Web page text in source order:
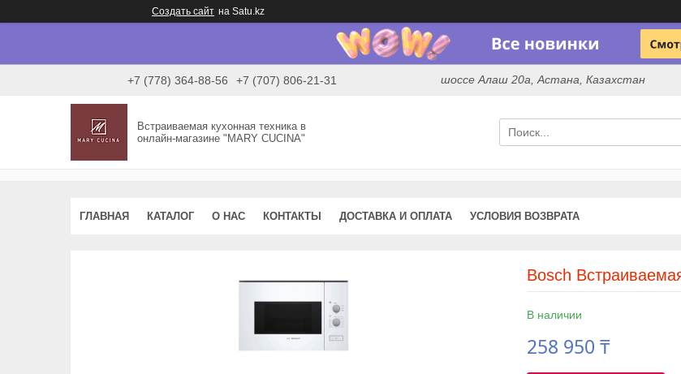
Создать сайт на Satu.kz
+7 (778) 364-88-56 +7 (707) 806-21-31 шоссе Алаш 20а, Астана, Казахстан
Встраиваемая кухонная техника в
онлайн-магазине "MARY CUCINA"
ГЛАВНАЯ КАТАЛОГ О НАС КОНТАКТЫ ДОСТАВКА И ОПЛАТА УСЛОВИЯ ВОЗВРАТА
Bosch
В наличии
258 950 ₸